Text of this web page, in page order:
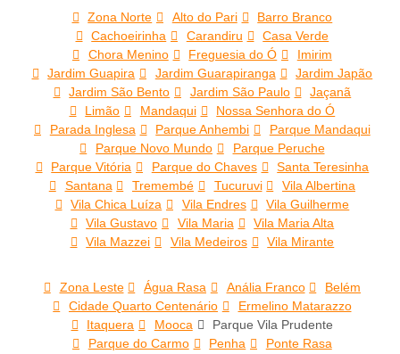
Zona Norte Alto do Pari
Barro Branco
Cachoeirinha
Carandiru
Casa Verde
Chora Menino
Freguesia do Ó
Imirim
Jardim Guapira
Jardim Guarapiranga
Jardim Japão
Jardim São Bento
Jardim São Paulo
Jaçanã
Limão
Mandaqui
Nossa Senhora do Ó
Parada Inglesa
Parque Anhembi
Parque Mandaqui
Parque Novo Mundo
Parque Peruche
Parque Vitória
Parque do Chaves
Santa Teresinha
Santana
Tremembé Tucuruvi
Vila Albertina
Vila Chica Luíza
Vila Endres
Vila Guilherme
Vila Gustavo
Vila Maria
Vila Maria Alta
Vila Mazzei
Vila Medeiros Vila Mirante
Zona Leste Água Rasa Anália Franco
Belém
Cidade Quarto Centenário
Ermelino Matarazzo
Itaquera
Mooca
Parque Vila Prudente
Parque do Carmo
Penha
Ponte Rasa